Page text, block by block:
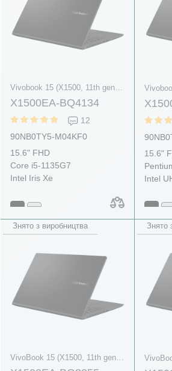
X1500EA-BQ4134
12
90NB0TY5-M04KF0
15.6" FHD
Core i5-1135G7
Intel Iris Xe
15.6"
Intel
Знято з виробництва Знято